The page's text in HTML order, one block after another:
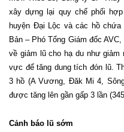
xây dựng lại quy chế phối
huyện Đại Lộc và các hồ
Bản – Phó Tổng Giám đốc
về giảm lũ cho hạ du như
vực để tăng dung tích đón lũ.
3 hồ (A Vương, Đăk Mi 4,
được tăng lên gần gấp 3 lần
Cảnh báo lũ sớm